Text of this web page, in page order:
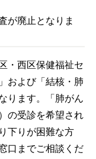
が廃止となりま
・西区保健福祉セ
および「結核・肺
ります。「肺がん
の受診を希望され
下りが困難な方
口までご相談くだ